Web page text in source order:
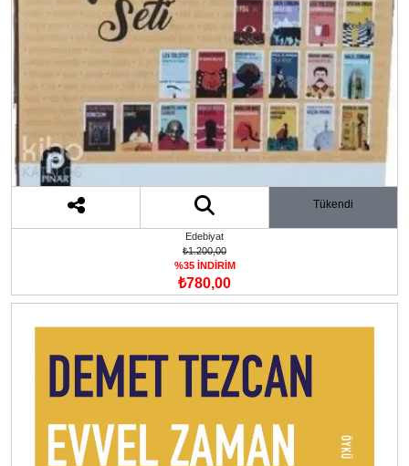
Tükendi
Edebiyat
₺1.200,00
%35 İNDİRİM
₺780,00